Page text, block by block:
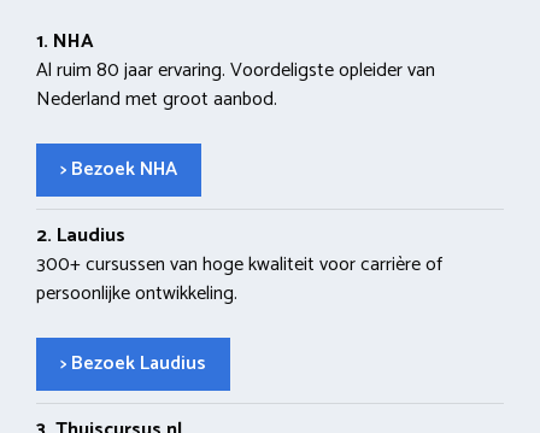
1. NHA
Al ruim 80 jaar ervaring. Voordeligste opleider van
Nederland met groot aanbod.
> Bezoek NHA
2. Laudius
300+ cursussen van hoge kwaliteit voor carrière of
persoonlijke ontwikkeling.
> Bezoek Laudius